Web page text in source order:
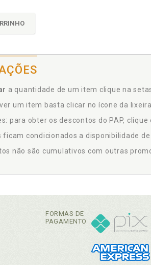
a quantidade de um item clique na
um item basta clicar no ícone da
para obter os descontos do PAP,
ficam condicionados a disponibilidade
não são cumulativos com outras
FORMAS DE
PAGAMENTO